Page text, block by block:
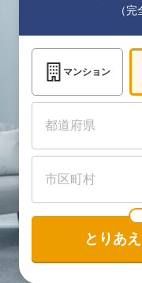
（
マンション
とりあ